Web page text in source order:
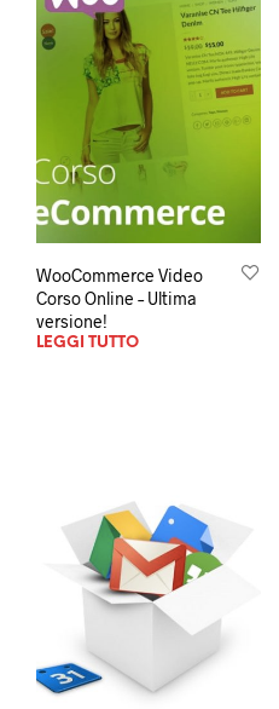
WooCommerce Video
Corso Online – Ultima
versione!
LEGGI TUTTO